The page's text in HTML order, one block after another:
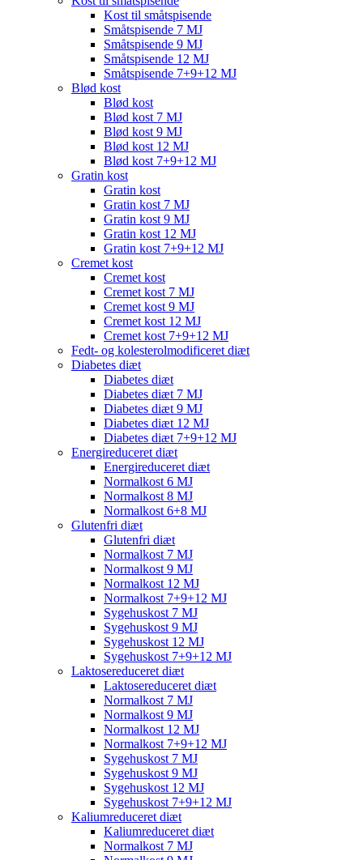
Kost til småtspisende
Småtspisende 7 MJ
Småtspisende 9 MJ
Småtspisende 12 MJ
Småtspisende 7+9+12 MJ
Blød kost
Blød kost
Blød kost 7 MJ
Blød kost 9 MJ
Blød kost 12 MJ
Blød kost 7+9+12 MJ
Gratin kost
Gratin kost
Gratin kost 7 MJ
Gratin kost 9 MJ
Gratin kost 12 MJ
Gratin kost 7+9+12 MJ
Cremet kost
Cremet kost
Cremet kost 7 MJ
Cremet kost 9 MJ
Cremet kost 12 MJ
Cremet kost 7+9+12 MJ
Fedt- og kolesterolmodificeret diæt
Diabetes diæt
Diabetes diæt
Diabetes diæt 7 MJ
Diabetes diæt 9 MJ
Diabetes diæt 12 MJ
Diabetes diæt 7+9+12 MJ
Energireduceret diæt
Energireduceret diæt
Normalkost 6 MJ
Normalkost 8 MJ
Normalkost 6+8 MJ
Glutenfri diæt
Glutenfri diæt
Normalkost 7 MJ
Normalkost 9 MJ
Normalkost 12 MJ
Normalkost 7+9+12 MJ
Sygehuskost 7 MJ
Sygehuskost 9 MJ
Sygehuskost 12 MJ
Sygehuskost 7+9+12 MJ
Laktosereduceret diæt
Laktosereduceret diæt
Normalkost 7 MJ
Normalkost 9 MJ
Normalkost 12 MJ
Normalkost 7+9+12 MJ
Sygehuskost 7 MJ
Sygehuskost 9 MJ
Sygehuskost 12 MJ
Sygehuskost 7+9+12 MJ
Kaliumreduceret diæt
Kaliumreduceret diæt
Normalkost 7 MJ